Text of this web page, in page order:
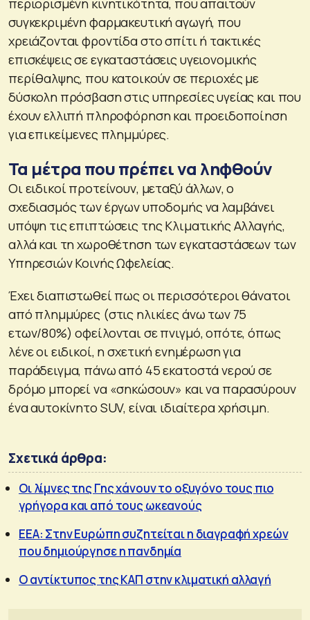
συγκεκριμένη φαρμακευτική αγωγή, που
χρειάζονται φροντίδα στο σπίτι ή τακτικές
επισκέψεις σε εγκαταστάσεις υγειονομικής
περίθαλψης, που κατοικούν σε περιοχές με
δύσκολη πρόσβαση στις υπηρεσίες υγείας και που
έχουν ελλιπή πληροφόρηση και προειδοποίηση
για επικείμενες πλημμύρες.
Τα μέτρα που πρέπει να ληφθούν
Οι ειδικοί προτείνουν, μεταξύ άλλων, ο
σχεδιασμός των έργων υποδομής να λαμβάνει
υπόψη τις επιπτώσεις της Κλιματικής Αλλαγής,
αλλά και τη χωροθέτηση των εγκαταστάσεων των
Υπηρεσιών Κοινής Ωφελείας.
Έχει διαπιστωθεί πως οι περισσότεροι θάνατοι
από πλημμύρες (στις ηλικίες άνω των 75
ετων/80%) οφείλονται σε πνιγμό, οπότε, όπως
λένε οι ειδικοί, η σχετική ενημέρωση για
παράδειγμα, πάνω από 45 εκατοστά νερού σε
δρόμο μπορεί να «σηκώσουν» και να παρασύρουν
ένα αυτοκίνητο SUV, είναι ιδιαίτερα χρήσιμη.
Σχετικά άρθρα:
Οι λίμνες της Γης χάνουν το οξυγόνο τους πιο
γρήγορα και από τους ωκεανούς
ΕΕΑ: Στην Ευρώπη συζητείται η διαγραφή χρεών
που δημιούργησε η πανδημία
Ο αντίκτυπος της ΚΑΠ στην κλιματική αλλαγή